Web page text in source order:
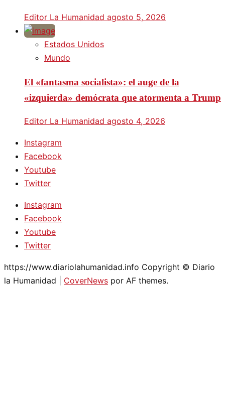
Editor La Humanidad agosto 5, 2026
Estados Unidos
Mundo
El «fantasma socialista»: el auge de la
«izquierda» demócrata que atormenta a Trump
Editor La Humanidad agosto 4, 2026
Instagram
Facebook
Youtube
Twitter
Instagram
Facebook
Youtube
Twitter
https://www.diariolahumanidad.info Copyright © Diario
la Humanidad
CoverNews por AF themes.